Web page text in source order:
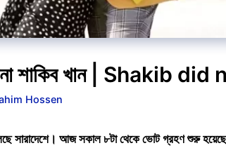
না শাকিব খান | Shakib
Hossen
সারাদেশে। আজ সকাল ৮টা থেকে ভোট গ্রহণ শুরু